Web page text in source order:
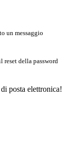
un messaggio
reset della password
posta elettronica!